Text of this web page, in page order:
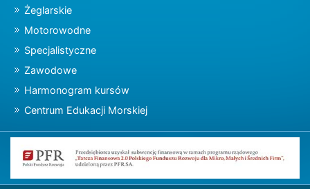
Żeglarskie
Motorowodne
Specjalistyczne
Zawodowe
Harmonogram kursów
Centrum Edukacji Morskiej